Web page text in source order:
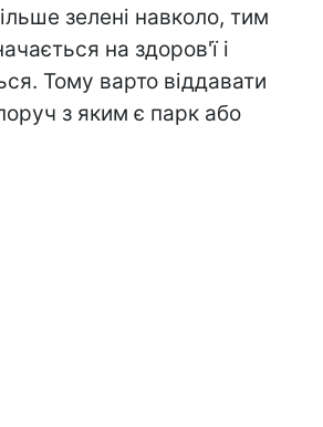
зелені навколо, тим
на здоров'ї і
Тому варто віддавати
з яким є парк або